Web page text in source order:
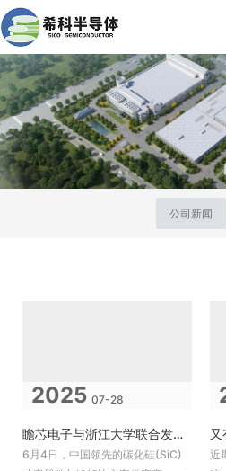
公司新闻
2025 07-28
瞻芯电子与浙江大学联合发表10kV SiC MOSFET研发成果，助力高压应用技术革新
6月4日，中国领先的碳化硅(SiC)
近